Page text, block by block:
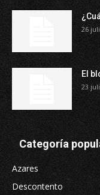
26
El
23
Categoría
Azares
Descontento